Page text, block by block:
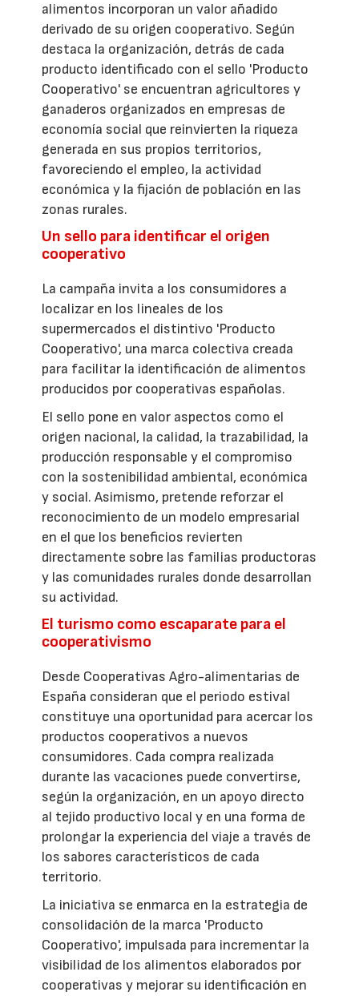
alimentos incorporan un valor añadido
derivado de su origen cooperativo. Según
destaca la organización, detrás de cada
producto identificado con el sello 'Producto
Cooperativo' se encuentran agricultores y
ganaderos organizados en empresas de
economía social que reinvierten la riqueza
generada en sus propios territorios,
favoreciendo el empleo, la actividad
económica y la fijación de población en las
zonas rurales.
Un sello para identificar el origen
cooperativo
La campaña invita a los consumidores a
localizar en los lineales de los
supermercados el distintivo 'Producto
Cooperativo', una marca colectiva creada
para facilitar la identificación de alimentos
producidos por cooperativas españolas.
El sello pone en valor aspectos como el
origen nacional, la calidad, la trazabilidad, la
producción responsable y el compromiso
con la sostenibilidad ambiental, económica
y social. Asimismo, pretende reforzar el
reconocimiento de un modelo empresarial
en el que los beneficios revierten
directamente sobre las familias productoras
y las comunidades rurales donde desarrollan
su actividad.
El turismo como escaparate para el
cooperativismo
Desde Cooperativas Agro-alimentarias de
España consideran que el periodo estival
constituye una oportunidad para acercar los
productos cooperativos a nuevos
consumidores. Cada compra realizada
durante las vacaciones puede convertirse,
según la organización, en un apoyo directo
al tejido productivo local y en una forma de
prolongar la experiencia del viaje a través de
los sabores característicos de cada
territorio.
La iniciativa se enmarca en la estrategia de
consolidación de la marca 'Producto
Cooperativo', impulsada para incrementar la
visibilidad de los alimentos elaborados por
cooperativas y mejorar su identificación en